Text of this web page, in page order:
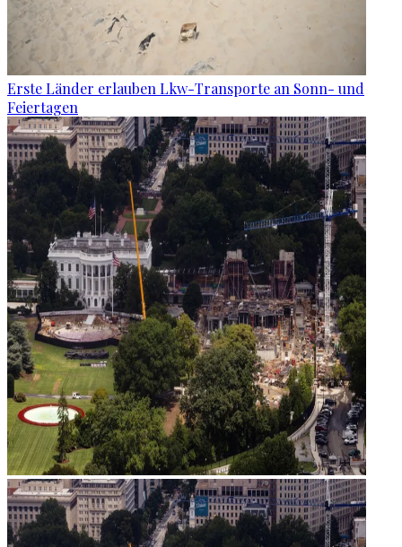
Erste Länder erlauben Lkw-Transporte an Sonn- und
Feiertagen